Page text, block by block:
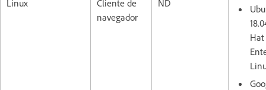
Linux
Cliente de
navegador
ND
Hat